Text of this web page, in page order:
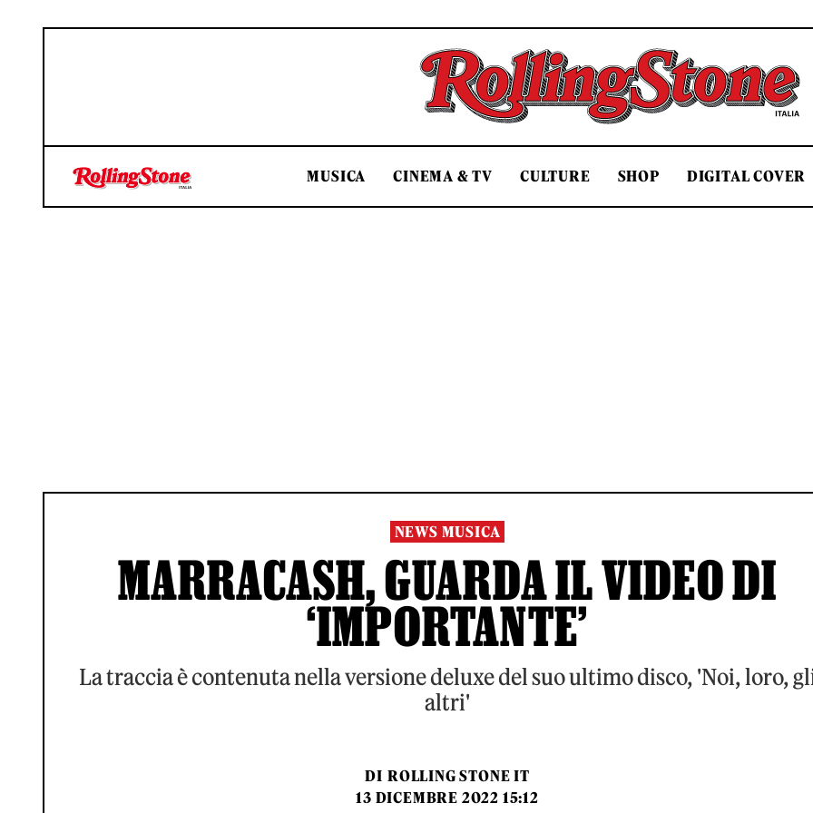
Rolling Stone Italia
MUSICA CINEMA & TV CULTURE SHOP DIGITAL COVER
NEWS MUSICA
MARRACASH, GUARDA IL VIDEO DI
‘IMPORTANTE’
La traccia è contenuta nella versione deluxe del suo ultimo disco, 'Noi, loro,
altri'
DI ROLLING STONE IT
13 DICEMBRE 2022 15:12